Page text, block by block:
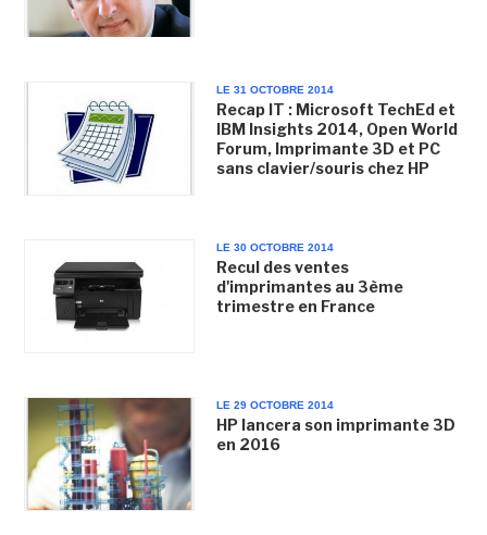
LE 31 OCTOBRE 2014
Recap IT : Microsoft TechEd et
IBM Insights 2014, Open World
Forum, Imprimante 3D et PC
sans clavier/souris chez HP
LE 30 OCTOBRE 2014
Recul des ventes
d'imprimantes au 3ème
trimestre en France
LE 29 OCTOBRE 2014
HP lancera son imprimante 3D
en 2016